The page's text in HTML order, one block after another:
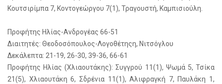
Κουτσιρίμπα 7, Κοντογεώργου 7(1), Τραγουστή, Καμπισιούλη.
Προφήτης Ηλίας-Ανδρογέας 66-51
Διαιτητές: Θεοδοσόπουλος-Λογοθέτηςη, Νιτσόγλου
Δεκάλεπτα: 21-19, 26-30, 39-36, 66-61
Προφήτης Ηλίας (Χλιαουτάκης): Συγγρού 11(1), Ψωμά 5, Τσίκα
21(5), Χλιαουτάκη 6, Σδρένια 11(1), Αλιφραγκή 7, Παυλάκη 1,